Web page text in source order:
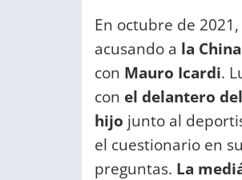
En octubre de 2021,
acusando a la
con Mauro Icardi.
con el delantero del
hijo junto al
el cuestionario en
preguntas. La